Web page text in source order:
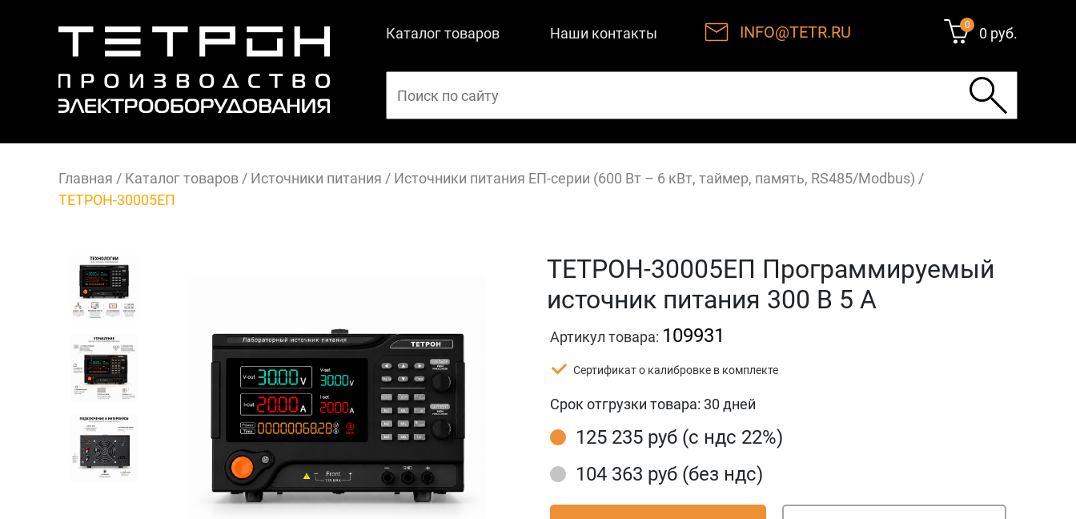
Каталог товаров Наши контакты INFO@TETR.RU 0 0 руб.
Главная / Каталог товаров/ Источники питания / Источники питания ЕП-серии (600 Вт – 6 кВт, таймер, память, RS485/Modbus) /
ТЕТРОН-30005ЕП
ТЕТРОН-30005ЕП Программируемый
источник питания 300 В 5 А
Артикул товара: 109931
Сертификат о калибровке в комплекте
Срок отгрузки товара: 30 дней
125 235 руб (с ндс 22%)
104 363 руб (без ндс)